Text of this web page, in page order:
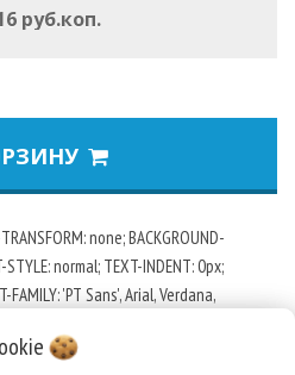
руб.коп.
none; BACKGROUND-
normal; TEXT-INDENT: 0px;
'PT Sans', Arial, Verdana,